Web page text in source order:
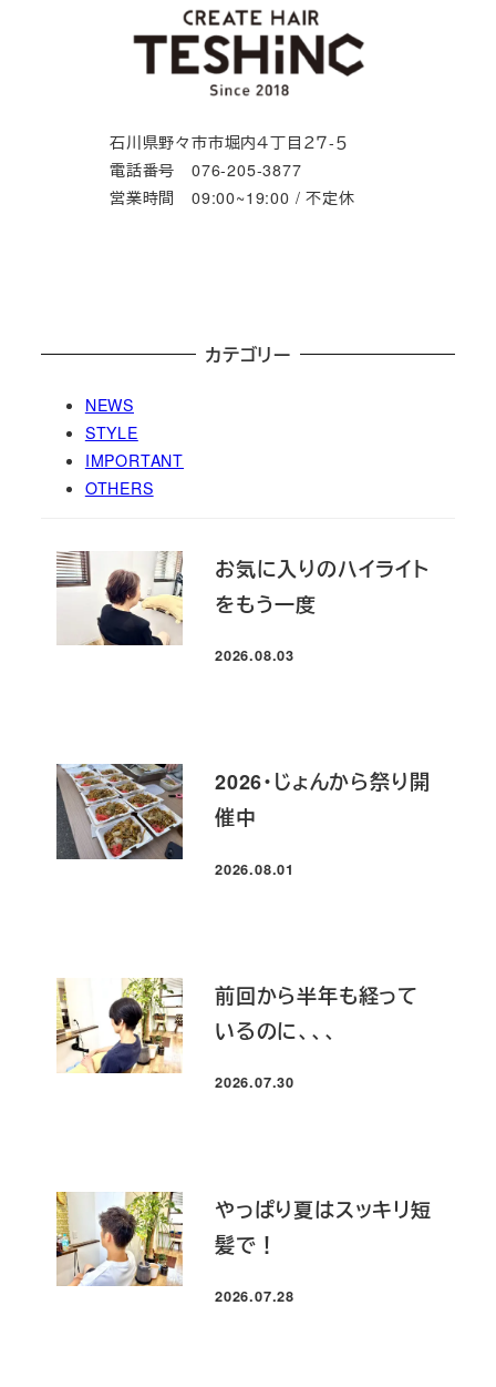
石川県野々市市堀内４丁目２７-５
電話番号 076-205-3877
営業時間 09:00~19:00 / 不定休
カテゴリー
NEWS
STYLE
IMPORTANT
OTHERS
お気に入りのハイライト
をもう一度
投稿日
2026.08.03
2026・じょんから祭り開
催中
投稿日
2026.08.01
前回から半年も経って
いるのに、、、
投稿日
2026.07.30
やっぱり夏はスッキリ短
髪で！
投稿日
2026.07.28